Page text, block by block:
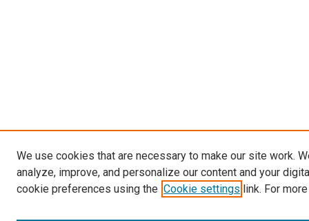
We use cookies that are necessary to make our site work.
analyze, improve, and personalize our content and your
cookie preferences using the Cookie settings link. For